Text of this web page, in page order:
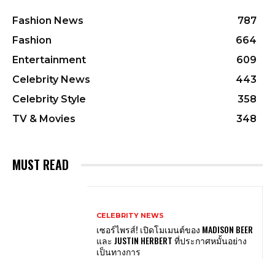
Fashion News
787
Fashion
664
Entertainment
609
Celebrity News
443
Celebrity Style
358
TV & Movies
348
MUST READ
CELEBRITY NEWS
เซอร์ไพรส์! เปิดโมเมนต์ของ MADISON BEER
และ JUSTIN HERBERT ที่ประกาศหมั้นอย่าง
เป็นทางการ